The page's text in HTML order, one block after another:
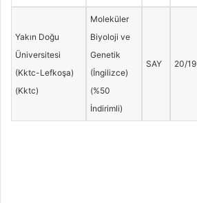
Yakın Doğu
Üniversitesi
(Kktc-Lefkoşa)
(Kktc)
Moleküler
Biyoloji ve
Genetik
(İngilizce)
(%50
İndirimli)
SAY 20/19